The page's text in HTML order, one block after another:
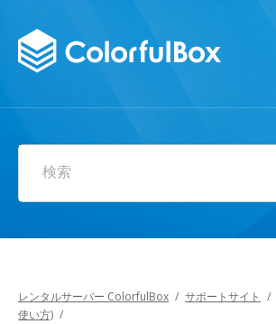
検索
レンタルサーバー ColorfulBox / サポートサイト /
使い方) /